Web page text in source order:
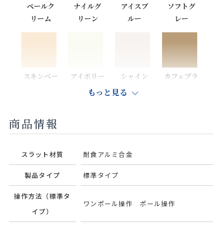
ペールク
リーム
ナイルグ
リーン
アイスブ
ルー
ソフトグ
レー
スキンベー
アイボリー
シャイン
ピュアホワ
カフェブラ
ピュアピン
ク
ニュアンス
ブラウン
オフホワイ
もっと見る
商品情報
スラット材質 耐食アルミ合金
製品タイプ 標準タイプ
操作方法（標準タ
イプ）
ワンポール操作 ポール操作